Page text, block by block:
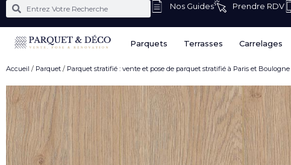
Nos Guides Prendre RDV
Parquets Terrasses Carrelages
Accueil / Parquet / Parquet stratifié : vente et pose de parquet stratifié à Paris et Boulogne